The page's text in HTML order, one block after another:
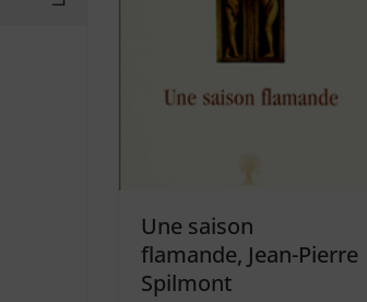
Une saison
flamande, Jean-Pierre
Spilmont